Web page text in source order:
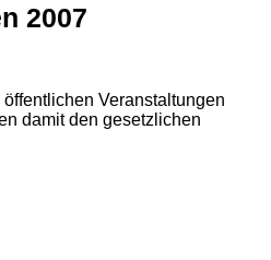
2007
Veranstaltungen
damit den gesetzlichen